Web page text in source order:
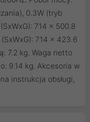
0.3W (tryb
714 x 500.8
714 x 423.6
7.2 kg. Waga netto
9.14 kg. Akcesoria w
instrukcja obsługi,